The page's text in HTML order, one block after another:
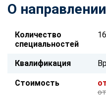
О направлении
Количество
специальностей
Квалификация
Стоимость